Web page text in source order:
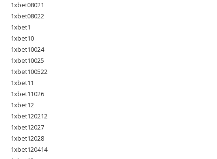
1xbet08021
1xbet08022
1xbet1
1xbet10
1xbet10024
1xbet10025
1xbet100522
1xbet11
1xbet11026
1xbet12
1xbet120212
1xbet12027
1xbet12028
1xbet120414